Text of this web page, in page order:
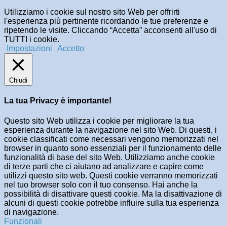
Utilizziamo i cookie sul nostro sito Web per offrirti
l'esperienza più pertinente ricordando le tue preferenze e
ripetendo le visite. Cliccando “Accetta” acconsenti all'uso di
TUTTI i cookie.
Impostazioni
Accetto
Chiudi
La tua Privacy è importante!
Questo sito Web utilizza i cookie per migliorare la tua
esperienza durante la navigazione nel sito Web. Di questi, i
cookie classificati come necessari vengono memorizzati nel
browser in quanto sono essenziali per il funzionamento delle
funzionalità di base del sito Web. Utilizziamo anche cookie
di terze parti che ci aiutano ad analizzare e capire come
utilizzi questo sito web. Questi cookie verranno memorizzati
nel tuo browser solo con il tuo consenso. Hai anche la
possibilità di disattivare questi cookie. Ma la disattivazione di
alcuni di questi cookie potrebbe influire sulla tua esperienza
di navigazione.
Funzionali